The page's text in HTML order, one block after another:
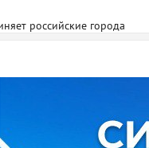
российские города